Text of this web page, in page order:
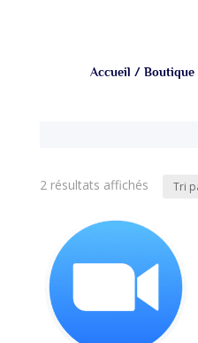
Accueil /Boutique
2 résultats affichésTrié
popularité